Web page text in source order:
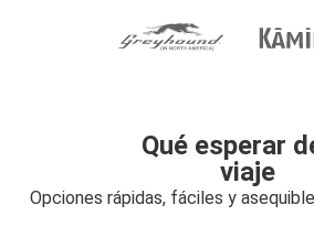
Qué esperar
viaje
Opciones rápidas, fáciles y